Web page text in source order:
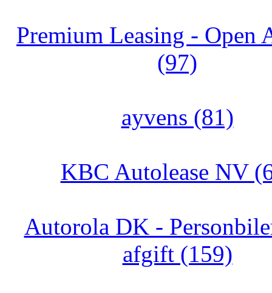
Premium Leasing - Open
(97)
ayvens (81)
KBC Autolease NV
Autorola DK -
afgift (159)